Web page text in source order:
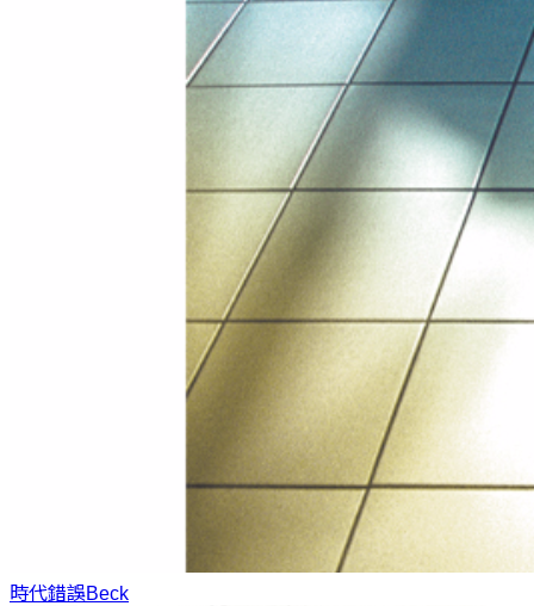
時代錯誤Beck